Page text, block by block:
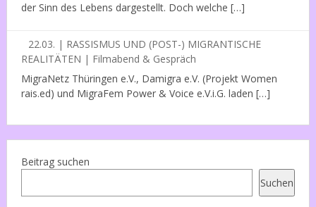
der Sinn des Lebens dargestellt. Doch welche […]
22.03. | RASSISMUS UND (POST-) MIGRANTISCHE
REALITÄTEN | Filmabend & Gespräch
MigraNetz Thüringen e.V., Damigra e.V. (Projekt Women
rais.ed) und MigraFem Power & Voice e.V.i.G. laden […]
Beitrag suchen
Suchen